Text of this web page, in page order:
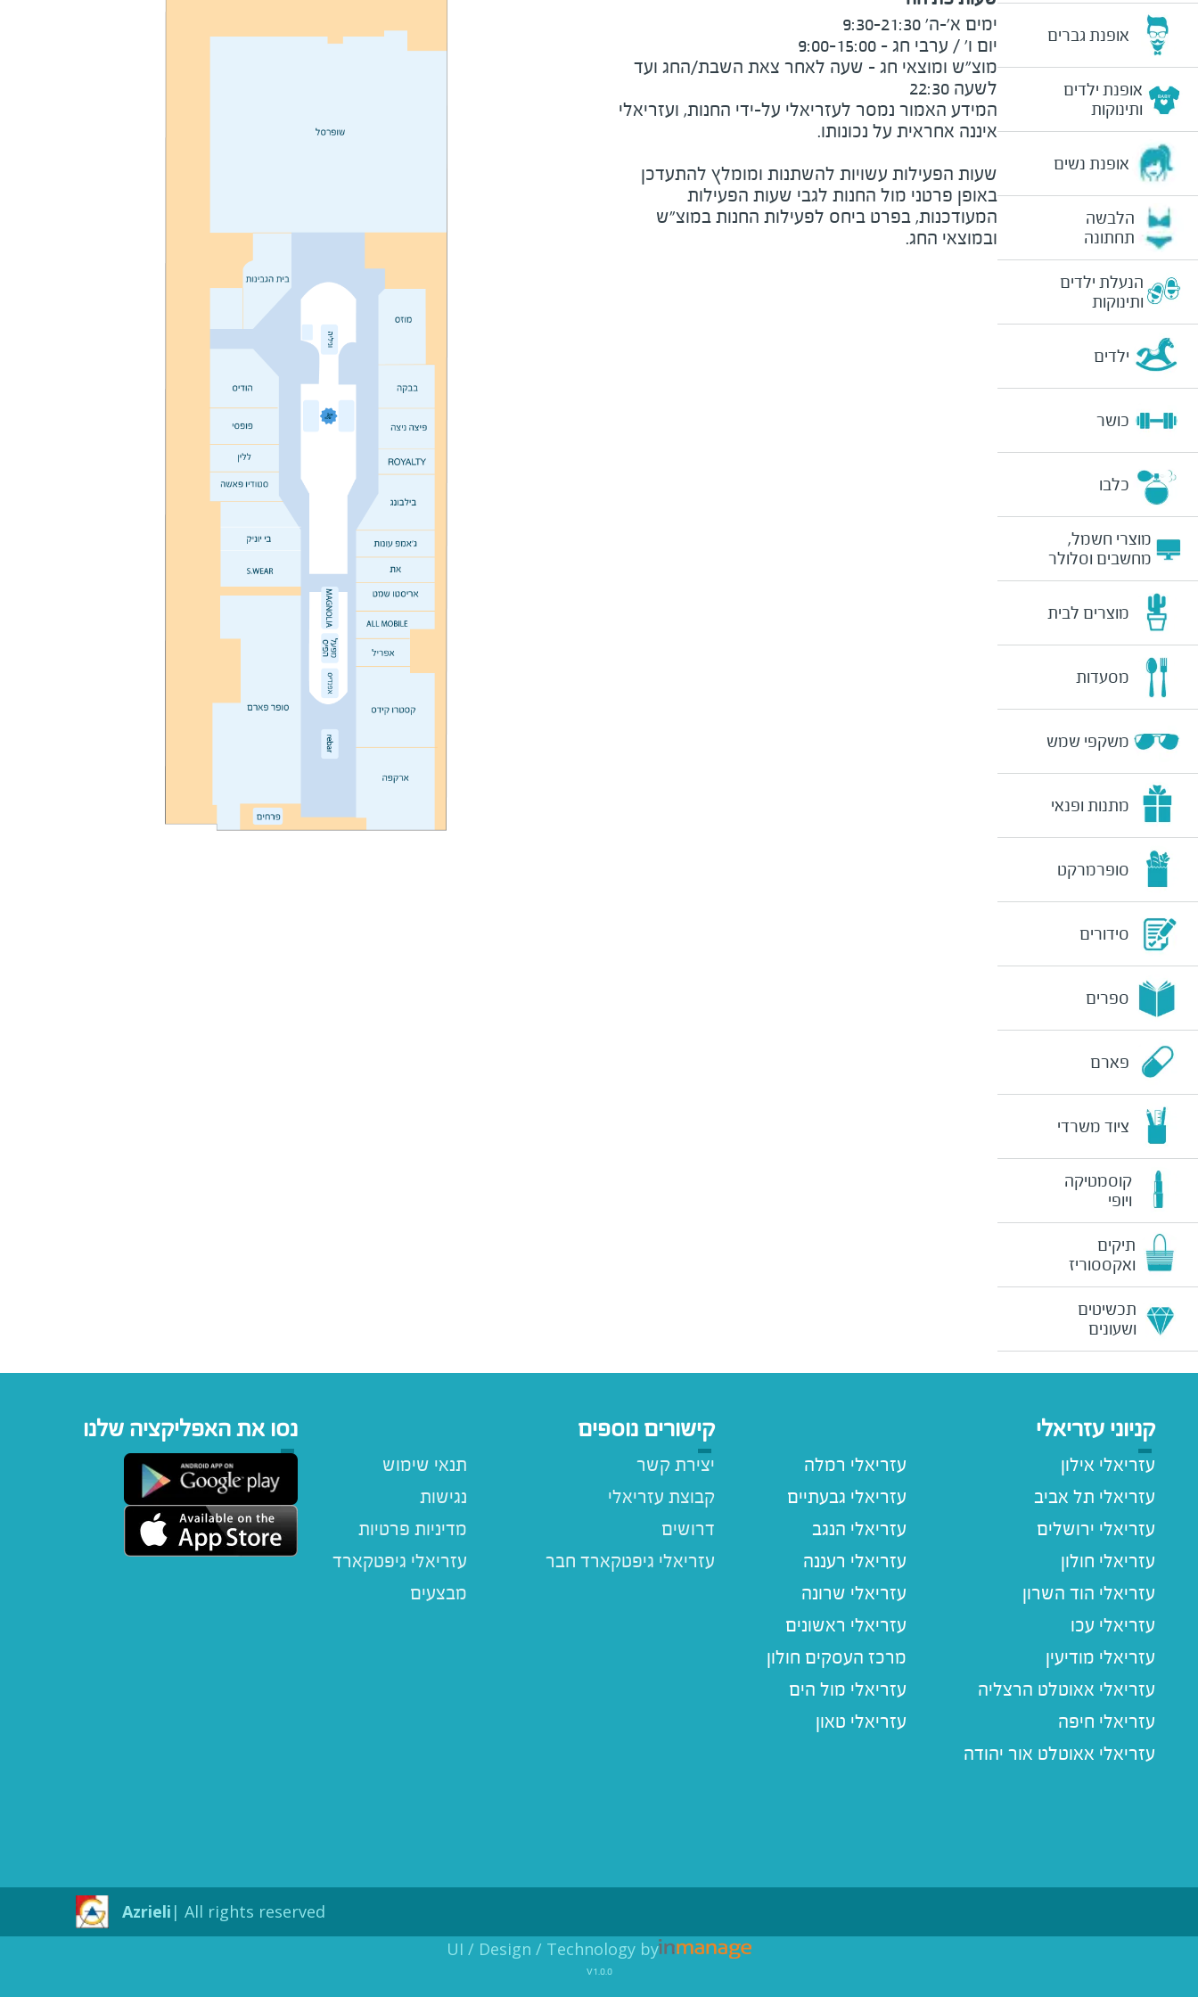
אופנת גברים
אופנת ילדים
ותינוקות
אופנת נשים
הלבשה
תחתונה
הנעלת ילדים
ותינוקות
ילדים
כושר
כלבו
מוצרי חשמל,
מחשבים וסלולר
מוצרים לבית
מסעדות
משקפי שמש
מתנות ופנאי
סופרמרקט
סידורים
ספרים
פארם
ציוד משרדי
קוסמטיקה
ויופי
תיקים
ואקססוריז
תכשיטים
ושעונים
לשעה 22:30
המידע האמור נמסר לעזריאלי על-ידי החנות, ועזריאלי
שעות הפעילות עשויות להשתנות ומומלץ להתעדכן
באופן פרטני מול החנות לגבי שעות הפעילות
המעודכנות, בפרט ביחס לפעילות החנות במוצ"ש
ובמוצאי החג.
קניוני עזריאלי
עזריאלי אילון
עזריאלי תל אביב
עזריאלי ירושלים
עזריאלי חולון
עזריאלי הוד השרון
עזריאלי עכו
עזריאלי מודיעין
עזריאלי אאוטלט הרצליה
עזריאלי חיפה
עזריאלי אאוטלט אור יהודה
עזריאלי רמלה
עזריאלי גבעתיים
עזריאלי הנגב
עזריאלי רעננה
עזריאלי שרונה
עזריאלי ראשונים
מרכז העסקים חולון
עזריאלי מול הים
עזריאלי טאון
קישורים נוספים
תנאי שימוש
נגישות
מדיניות פרטיות
עזריאלי גיפטקארד
מבצעים
יצירת קשר
קבוצת עזריאלי
דרושים
נסו את האפליקציה שלנו
All rights reserved |
Azrieli
UI / Design / Technology by
v1.0.0